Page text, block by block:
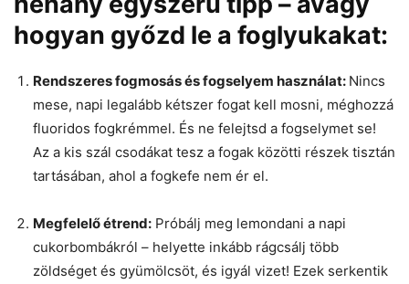
hogyan győzd le a foglyukakat:
Rendszeres fogmosás és fogselyem használat: Nincs
mese, napi legalább kétszer fogat kell mosni, méghozzá
fluoridos fogkrémmel. És ne felejtsd a fogselymet se!
Az a kis szál csodákat tesz a fogak közötti részek tisztán
tartásában, ahol a fogkefe nem ér el.
Megfelelő étrend: Próbálj meg lemondani a napi
cukorbombákról – helyette inkább rágcsálj több
zöldséget és gyümölcsöt, és igyál vizet! Ezek serkentik